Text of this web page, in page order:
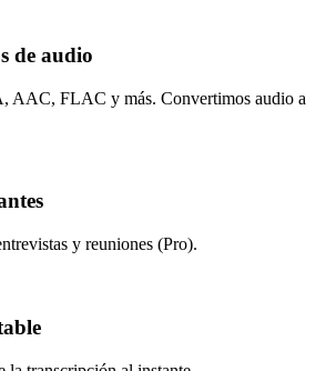
de audio
AAC, FLAC y más. Convertimos audio a
y reuniones (Pro).